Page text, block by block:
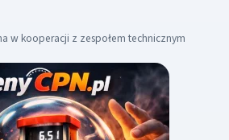
w kooperacji z zespołem technicznym